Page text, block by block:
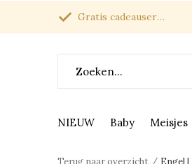
NIEUW Baby Meisjes
Gratis cadeauservice
Terug naar overzicht Engel